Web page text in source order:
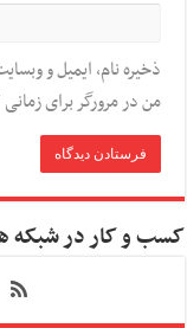
ذخیره نام، ایمیل و
من در مرورگر برای
کسب و کار در شبکه